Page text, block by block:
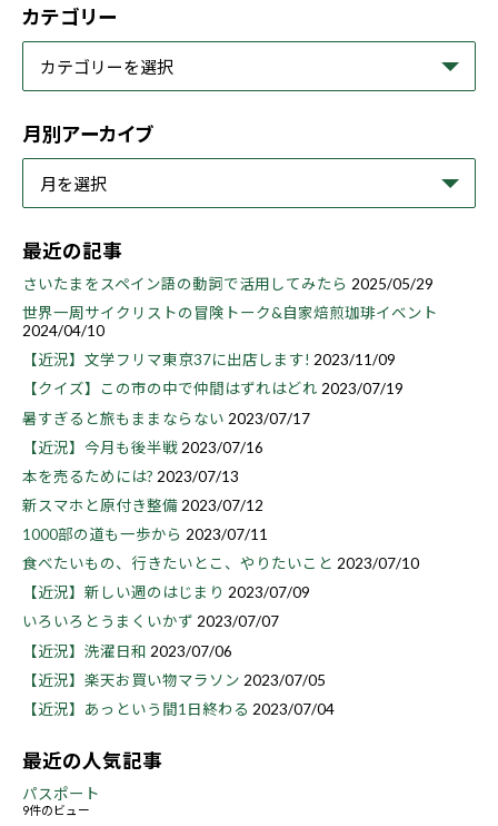
カテゴリー
月別アーカイブ
最近の記事
さいたまをスペイン語の動詞で活用してみたら 2025/05/29
世界一周サイクリストの冒険トーク&自家焙煎珈琲イベント
2024/04/10
【近況】文学フリマ東京37に出店します! 2023/11/09
【クイズ】この市の中で仲間はずれはどれ 2023/07/19
暑すぎると旅もままならない 2023/07/17
【近況】今月も後半戦 2023/07/16
本を売るためには? 2023/07/13
新スマホと原付き整備 2023/07/12
1000部の道も一歩から 2023/07/11
食べたいもの、行きたいとこ、やりたいこと 2023/07/10
【近況】新しい週のはじまり 2023/07/09
いろいろとうまくいかず 2023/07/07
【近況】洗濯日和 2023/07/06
【近況】楽天お買い物マラソン 2023/07/05
【近況】あっという間1日終わる 2023/07/04
最近の人気記事
パスポート
9件のビュー